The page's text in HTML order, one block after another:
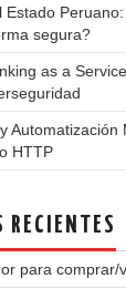
Estado
segura?
as a
Automatización
HTTP
RECIENTES
para comprar/